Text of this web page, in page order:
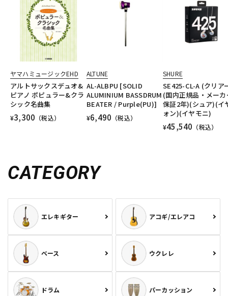
ヤマハミュージックEHD
アルトサックスデュオ&
ピアノ ポピュラー&クラ
シック名曲集
¥3,300 （税込）
ALTUNE
AL-ALBPU [SOLID
ALUMINIUM BASSDRUM
BEATER / Purple(PU)]
¥6,490 （税込）
SHURE
SE425-CL-A (クリア
(国内正規品・メーカ
保証2年)(シュア)(イ
ォン)(イヤモニ)
¥45,540 （税込）
CATEGORY
エレキギター アコギ/エレアコ
ベース ウクレレ
ドラム パーカッション